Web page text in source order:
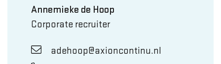
Annemieke de Hoop
Corporate recruiter
adehoop@axioncontinu.nl